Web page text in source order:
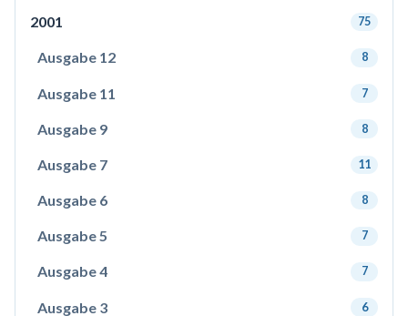
2001 75
Ausgabe 12 8
Ausgabe 11 7
Ausgabe 9 8
Ausgabe 7 11
Ausgabe 6 8
Ausgabe 5 7
Ausgabe 4 7
Ausgabe 3 6